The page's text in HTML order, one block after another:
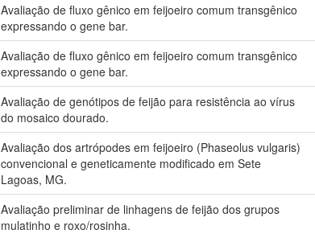
Avaliação de fluxo gênico em feijoeiro comum transgênico
expressando o gene bar.
Avaliação de fluxo gênico em feijoeiro comum transgênico
expressando o gene bar.
Avaliação de genótipos de feijão para resistência ao vírus
do mosaico dourado.
Avaliação dos artrópodes em feijoeiro (Phaseolus vulgaris)
convencional e geneticamente modificado em Sete
Lagoas, MG.
Avaliação preliminar de linhagens de feijão dos grupos
mulatinho e roxo/rosinha.